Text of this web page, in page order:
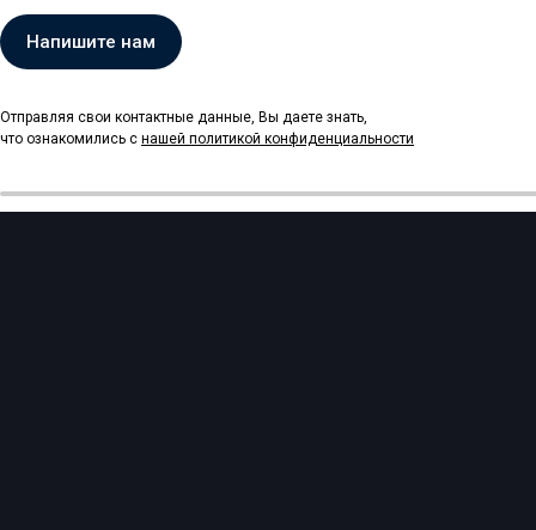
Отправляя свои контактные данные, Вы даете знать,
что ознакомились с нашей политикой конфиденциальности
Напишите нам